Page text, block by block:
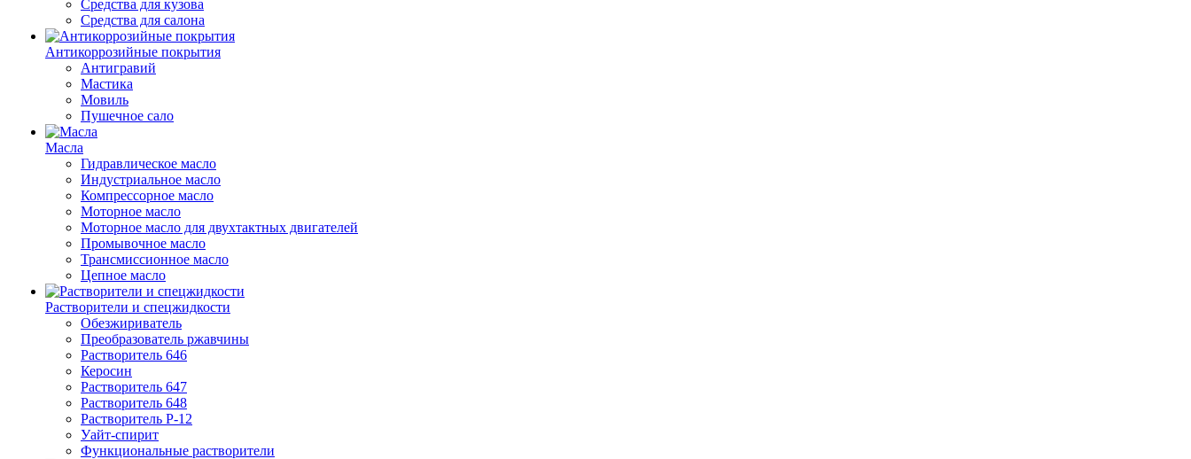
Средства для кузова
Средства для салона
Антикоррозийные покрытия
Антигравий
Мастика
Мовиль
Пушечное сало
Масла
Гидравлическое масло
Индустриальное масло
Компрессорное масло
Моторное масло
Моторное масло для двухтактных двигателей
Промывочное масло
Трансмиссионное масло
Цепное масло
Растворители и спецжидкости
Обезжириватель
Преобразователь ржавчины
Растворитель 646
Керосин
Растворитель 647
Растворитель 648
Растворитель Р-12
Уайт-спирит
Функциональные растворители